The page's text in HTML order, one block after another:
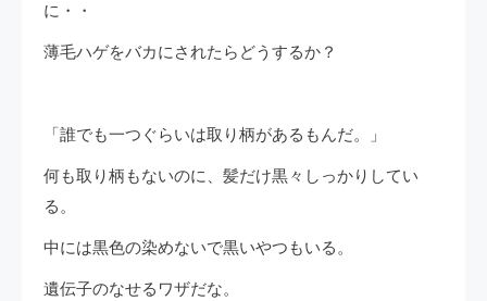
に・・
薄毛ハゲをバカにされたらどうするか？
「誰でも一つぐらいは取り柄があるもんだ。」
何も取り柄もないのに、髪だけ黒々しっかりしてい
る。
中には黒色の染めないで黒いやつもいる。
遺伝子のなせるワザだな。